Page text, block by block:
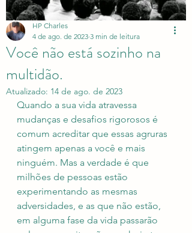
Você não está sozinho na
multidão.
HP Charles
4 de ago. de 2023 3 min de leitura
Atualizado: 14 de ago. de 2023
Quando a sua vida atravessa
mudanças e desafios rigorosos é
comum acreditar que essas agruras
atingem apenas a você e mais
ninguém. Mas a verdade é que
milhões de pessoas estão
experimentando as mesmas
adversidades, e as que não estão,
em alguma fase da vida passarão